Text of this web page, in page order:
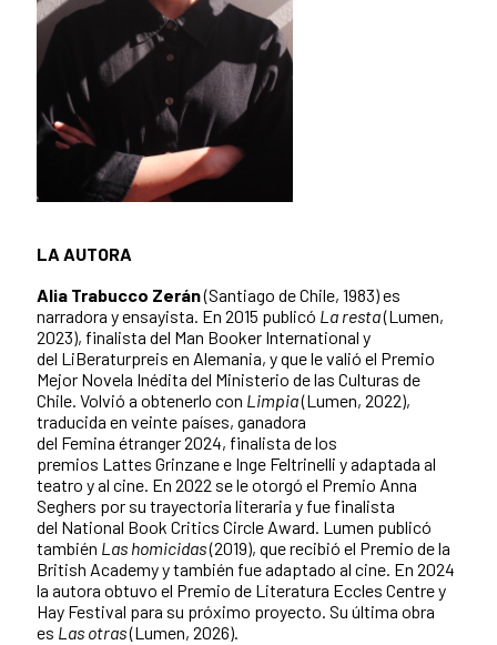
LA AUTORA
Alia Trabucco Zerán(Santiago de Chile, 1983) es
narradora y ensayista. En 2015 publicó La resta(Lumen,
2023), finalista del Man Booker International y
del LiBeraturpreis en Alemania, y que le valió el Premio
Mejor Novela Inédita del Ministerio de las Culturas de
Chile. Volvió a obtenerlo con Limpia(Lumen, 2022),
traducida en veinte países, ganadora
del Femina étranger 2024, finalista de los
premios Lattes Grinzane e Inge Feltrinelli y adaptada al
teatro y al cine. En 2022 se le otorgó el Premio Anna
Seghers por su trayectoria literaria y fue finalista
del National Book Critics Circle Award. Lumen publicó
también Las homicidas(2019), que recibió el Premio de la
British Academy y también fue adaptado al cine. En 2024
la autora obtuvo el Premio de Literatura Eccles Centre y
Hay Festival para su próximo proyecto. Su última obra
es Las otras(Lumen, 2026).